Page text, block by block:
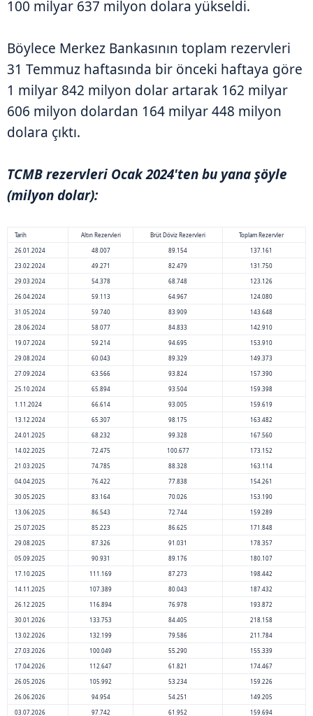
100 milyar 637 milyon dolara yükseldi.
Böylece Merkez Bankasının toplam rezervleri
31 Temmuz haftasında bir önceki haftaya göre
1 milyar 842 milyon dolar artarak 162 milyar
606 milyon dolardan 164 milyar 448 milyon
dolara çıktı.
TCMB rezervleri Ocak 2024'ten bu yana şöyle
(milyon dolar):
Tarih Altın Rezervleri Brüt Döviz Rezervleri
Toplam Rezervler
26.01.2024
48.007 89.154
137.161
23.02.2024
49.271 82.479
131.750
29.03.2024
54.378 68.748
123.126
26.04.2024
59.113 64.967
124.080
31.05.2024
59.740 83.909
143.648
28.06.2024
58.077 84.833
142.910
19.07.2024
59.214 94.695
153.910
29.08.2024
60.043 89.329
149.373
27.09.2024
63.566 93.824
157.390
25.10.2024
65.894 93.504
159.398
1.11.2024
66.614 93.005
159.619
13.12.2024
65.307 98.175
163.482
24.01.2025
68.232 99.328
167.560
14.02.2025
72.475 100.677
173.152
21.03.2025
74.785 88.328
163.114
04.04.2025
76.422 77.838
154.261
30.05.2025
83.164 70.026
153.190
13.06.2025
86.543 72.744
159.289
25.07.2025
85.223 86.625
171.848
29.08.2025
87.326 91.031
178.357
05.09.2025
90.931 89.176
180.107
17.10.2025
111.169 87.273
198.442
14.11.2025
107.389 80.043
187.432
26.12.2025
116.894 76.978
193.872
30.01.2026
133.753 84.405
218.158
13.02.2026
132.199 79.586
211.784
27.03.2026
100.049 55.290
155.339
17.04.2026
112.647 61.821
174.467
26.05.2026
105.992 53.234
159.226
26.06.2026
94.954 54.251
149.205
03.07.2026
97.742 61.952
159.694